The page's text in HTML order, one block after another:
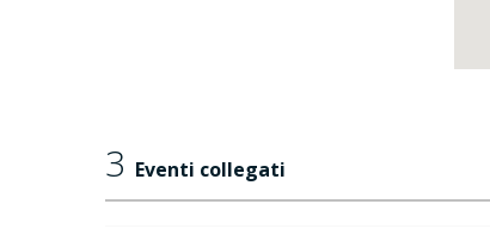
3 Eventi collegati